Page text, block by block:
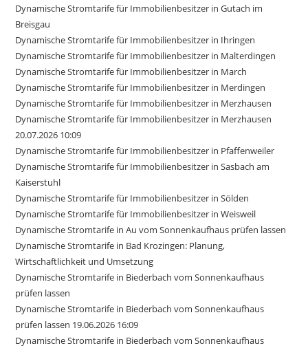
Dynamische Stromtarife für Immobilienbesitzer in Gutach im
Breisgau
Dynamische Stromtarife für Immobilienbesitzer in Ihringen
Dynamische Stromtarife für Immobilienbesitzer in Malterdingen
Dynamische Stromtarife für Immobilienbesitzer in March
Dynamische Stromtarife für Immobilienbesitzer in Merdingen
Dynamische Stromtarife für Immobilienbesitzer in Merzhausen
Dynamische Stromtarife für Immobilienbesitzer in Merzhausen
20.07.2026 10:09
Dynamische Stromtarife für Immobilienbesitzer in Pfaffenweiler
Dynamische Stromtarife für Immobilienbesitzer in Sasbach am
Kaiserstuhl
Dynamische Stromtarife für Immobilienbesitzer in Sölden
Dynamische Stromtarife für Immobilienbesitzer in Weisweil
Dynamische Stromtarife in Au vom Sonnenkaufhaus prüfen lassen
Dynamische Stromtarife in Bad Krozingen: Planung,
Wirtschaftlichkeit und Umsetzung
Dynamische Stromtarife in Biederbach vom Sonnenkaufhaus
prüfen lassen
Dynamische Stromtarife in Biederbach vom Sonnenkaufhaus
prüfen lassen 19.06.2026 16:09
Dynamische Stromtarife in Biederbach vom Sonnenkaufhaus